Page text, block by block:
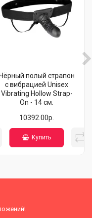
полый страпон
с вибрацией Unisex
Vibrating Hollow Strap-
On - 14 см.
10392.00р.
Купить